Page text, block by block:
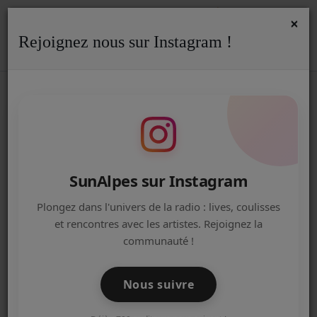
ACTUALITÉS DE LA RADIO
EQUIPE
ARTISTES
NOS PARTENAIRES
TRACES DE L'HISTOIRE
×
Rejoignez nous sur Instagram !
SunAlpes sur Instagram
Plongez dans l'univers de la radio : lives, coulisses
et rencontres avec les artistes. Rejoignez la
communauté !
Nous suivre